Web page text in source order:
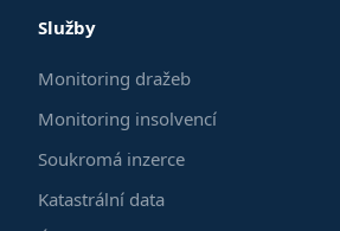
Služby
Monitoring dražeb
Monitoring insolvencí
Soukromá inzerce
Katastrální data